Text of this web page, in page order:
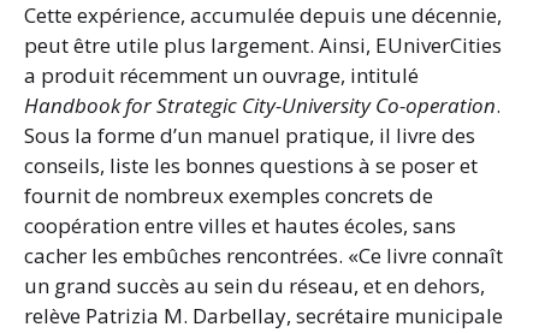
Cette expérience, accumulée depuis une décennie,
peut être utile plus largement. Ainsi, EUniverCities
a produit récemment un ouvrage, intitulé
Handbook for Strategic City-University Co-operation.
Sous la forme d’un manuel pratique, il livre des
conseils, liste les bonnes questions à se poser et
fournit de nombreux exemples concrets de
coopération entre villes et hautes écoles, sans
cacher les embûches rencontrées. «Ce livre connaît
un grand succès au sein du réseau, et en dehors,
relève Patrizia M. Darbellay, secrétaire municipale